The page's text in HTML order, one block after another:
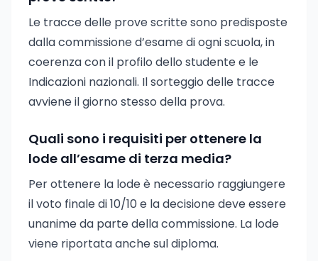
Le tracce delle prove scritte sono predisposte
dalla commissione d’esame di ogni scuola, in
coerenza con il profilo dello studente e le
Indicazioni nazionali. Il sorteggio delle tracce
avviene il giorno stesso della prova.
Quali sono i requisiti per ottenere la
lode all’esame di terza media?
Per ottenere la lode è necessario raggiungere
il voto finale di 10/10 e la decisione deve essere
unanime da parte della commissione. La lode
viene riportata anche sul diploma.